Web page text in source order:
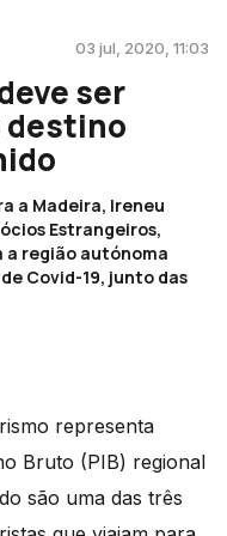
03 jul, 2020, 11:03
ser
destino
a Madeira, Ireneu
Estrangeiros,
a região autónoma
Covid-19, junto das
representa
Bruto (PIB) regional
são uma das três